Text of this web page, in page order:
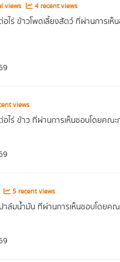
views 4 recent views
อไร่ ข้าวโพดเลี้ยงสัตว์ ที่ผ่านกา
views
อไร่ ข้าว ที่ผ่านการเห็นชอบโดย
5 recent views
ล์มน้ำมัน ที่ผ่านการเห็นชอบโดย